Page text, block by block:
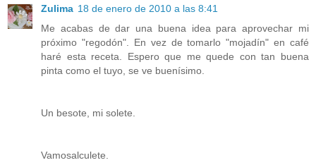
Zulima 18 de enero de 2010 a las 8:41
Me acabas de dar una buena idea para aprovechar mi
próximo "regodón". En vez de tomarlo "mojadín" en café
haré esta receta. Espero que me quede con tan buena
pinta como el tuyo, se ve buenísimo.
Un besote, mi solete.
Vamosalculete.